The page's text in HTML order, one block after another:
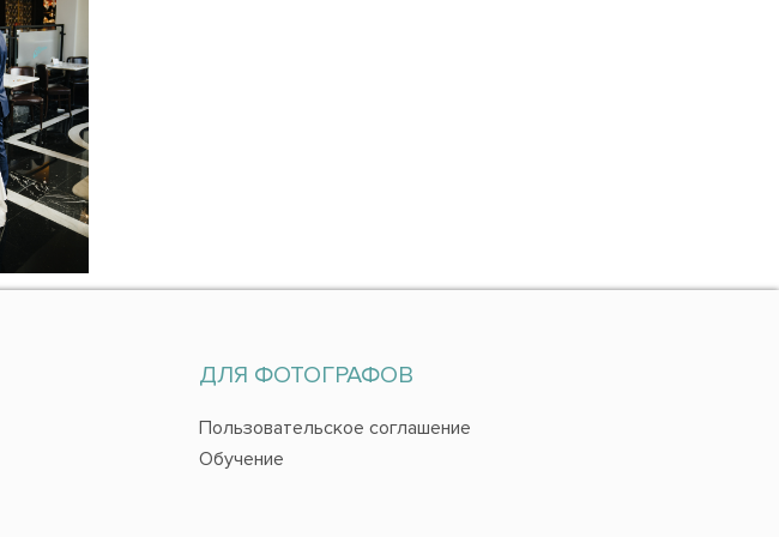
ДЛЯ ФОТОГРАФОВ
Пользовательское соглашение
Обучение